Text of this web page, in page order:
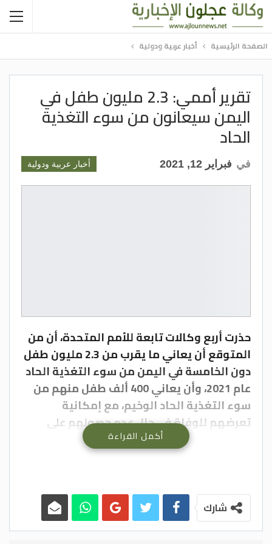
الصفحة الرئيسية أخبار عربية ودولية
تقرير أممي: 2.3 مليون طفل في
اليمن سيعانون من سوء التغذية
الحاد
أخبار عربية ودولية في فبراير 12, 2021
حذرت أربع وكالات تابعة للأمم المتحدة، أن من
المتوقع أن يعاني ما يقرب من 2.3 مليون طفل
دون الخامسة في اليمن من سوء التغذية الحاد
عام 2021، وأن يعاني 400 ألف طفل منهم من
سوء التغذية الحاد الوخيم، مع إمكانية
تعرضهم للوفاة في حال عدم حصولهم على
العلاج بصورة عاجلة.
وتشير الأرقام الجديدة، والواردة في التقرير
المرحلي المتكامل للأمن الغذائي الصادر، اليوم
الجمعة، عن منظمة الأغذية والزراعة للأمم
المتحدة (الفاو)، وصندوق الأمم المتحدة
أكمل القراءة
شارك